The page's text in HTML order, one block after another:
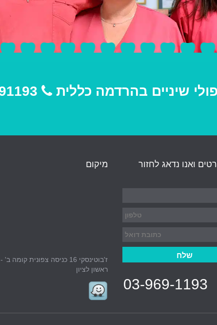
שיניים בהרדמה כללית
ואנו נדאג לחזור
מיקום
ז'בוטינסקי 16 כניסה צפונית קומה ב' -
ראשון לציון